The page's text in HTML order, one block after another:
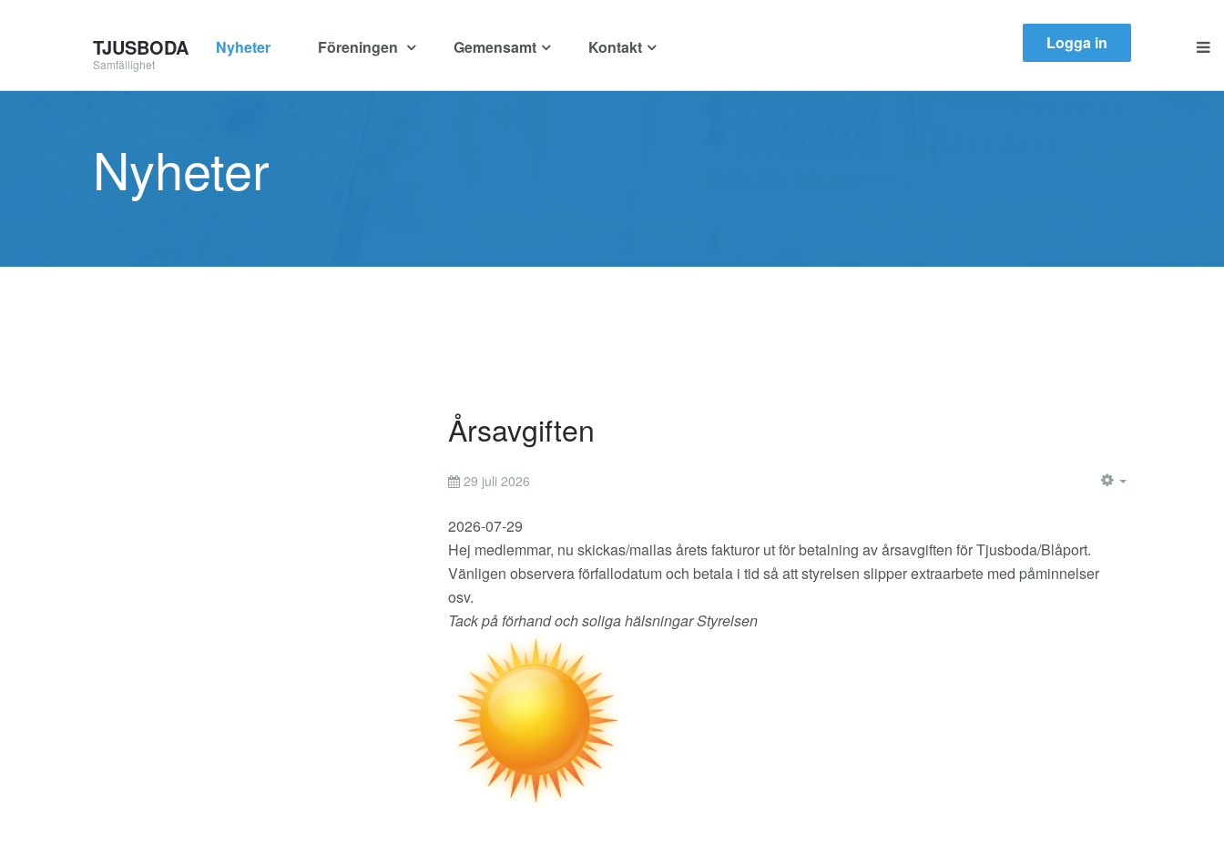
TJUSBODA
Samfällighet
Nyheter Föreningen Gemensamt Kontakt Logga in
Nyheter
Årsavgiften
29 juli 2026
2026-07-29
Hej medlemmar, nu skickas/mailas årets fakturor ut för betalning av årsavgiften för Tjusboda/Blåport.
Vänligen observera förfallodatum och betala i tid så att styrelsen slipper extraarbete med påminnelser
osv.
Tack på förhand och soliga hälsningar Styrelsen